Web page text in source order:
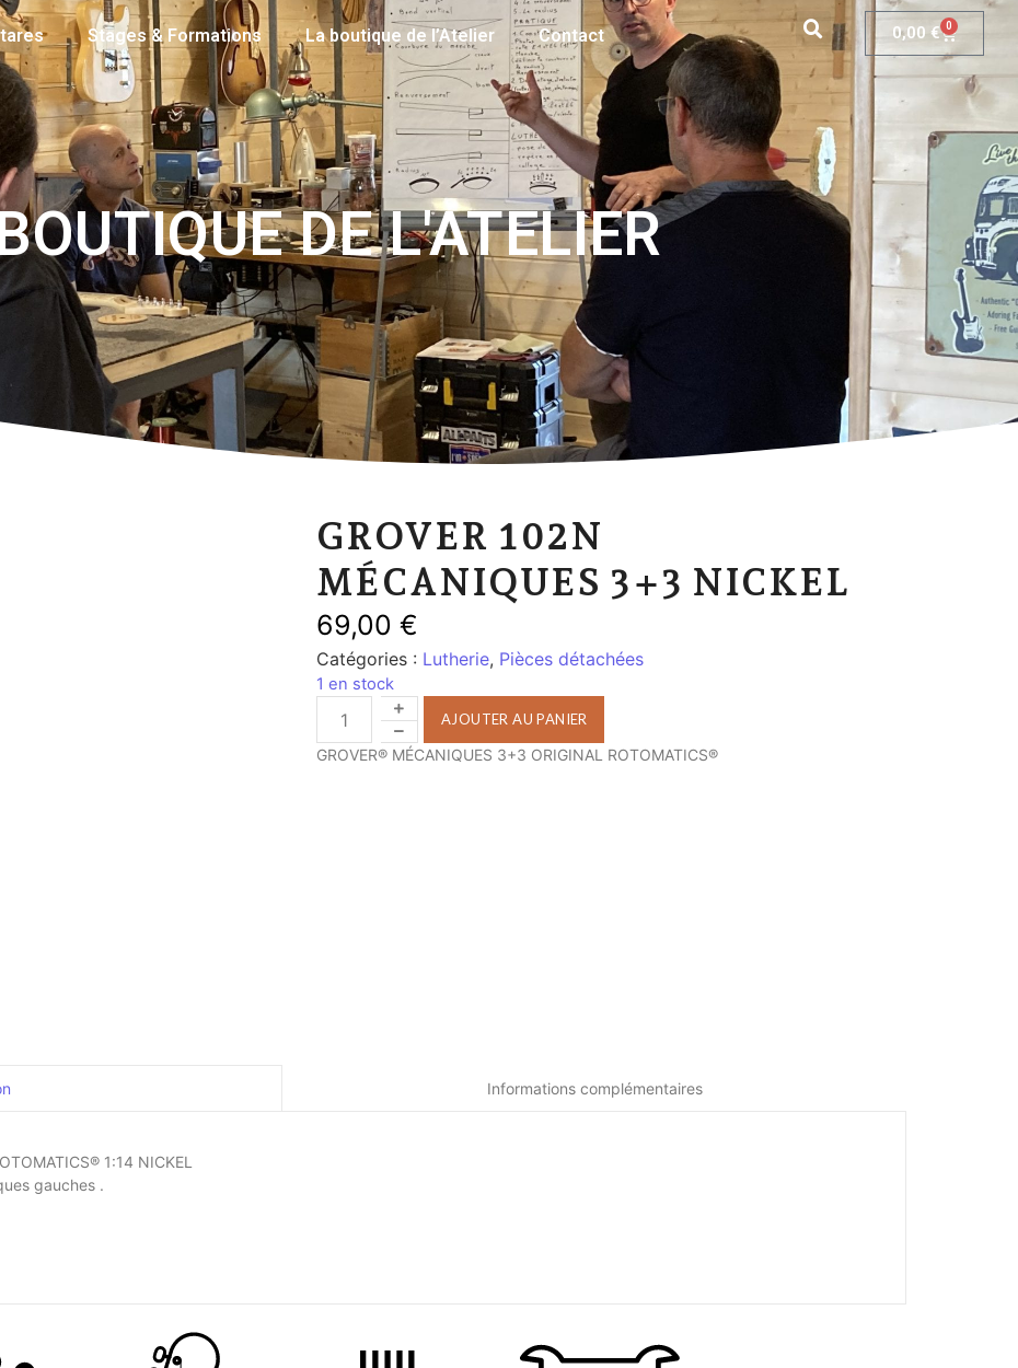
Stages & Formations La boutique de l’Atelier Contact 0,00€ 0
DE L'ATELIER
GROVER 102N
MÉCANIQUES 3+3 NICKEL
69,00€
Catégories : Lutherie, Pièces détachées
1 en stock
AJOUTER AU PANIER
GROVER® MÉCANIQUES 3+3 ORIGINAL ROTOMATICS®
Informations complémentaires
1:14 NICKEL
gauches .